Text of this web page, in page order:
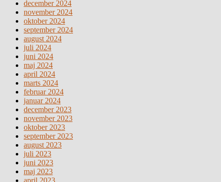
december 2024
november 2024
oktober 2024
september 2024
august 2024
juli 2024
juni 2024
maj 2024
april 2024
marts 2024
februar 2024
januar 2024
december 2023
november 2023
oktober 2023
september 2023
august 2023
juli 2023
juni 2023
maj 2023
april 2023